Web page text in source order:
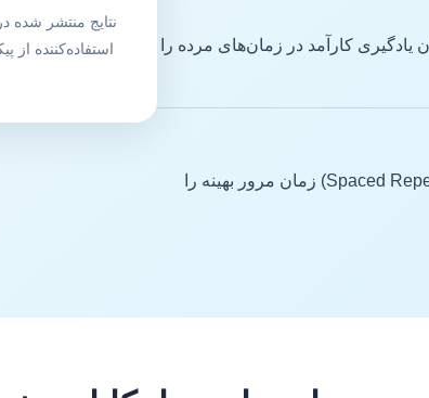
امکان یادگیری کارآمد در زمان‌های مرده را
سیستم تکرار هوشمند (Spaced Repetition) زمان مرور بهینه را
نتایج منتشر
استفاده‌کننده